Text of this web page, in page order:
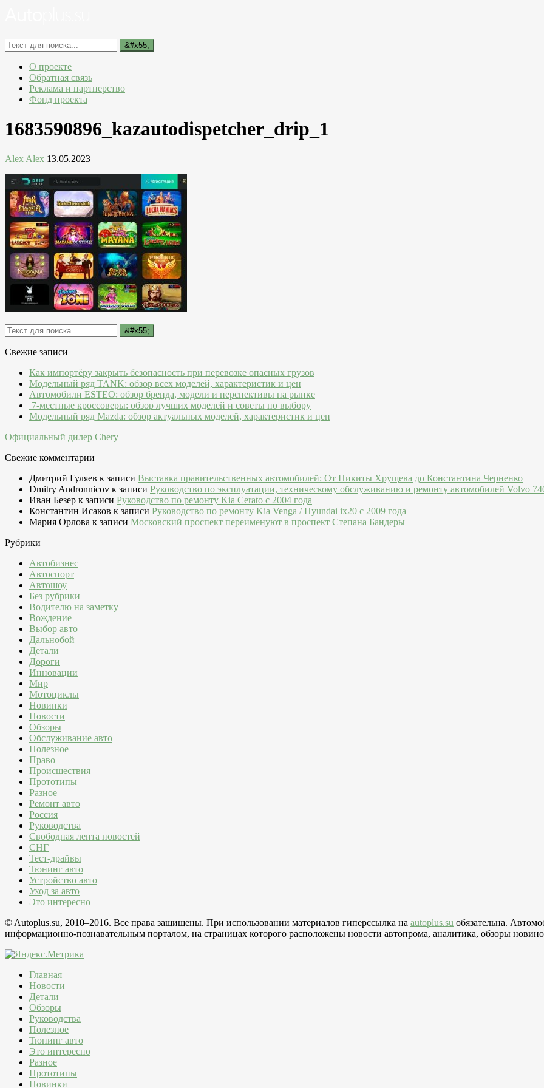
О проекте
Обратная связь
Реклама и партнерство
Фонд проекта
1683590896_kazautodispetcher_drip_1
Alex Alex 13.05.2023
Свежие записи
Как импортёру закрыть безопасность при перевозке опасных грузов
Модельный ряд TANK: обзор всех моделей, характеристик и цен
Автомобили ESTEO: обзор бренда, модели и перспективы на рынке
7-местные кроссоверы: обзор лучших моделей и советы по выбору
Модельный ряд Mazda: обзор актуальных моделей, характеристик и цен
Официальный дилер Chery
Свежие комментарии
Дмитрий Гуляев к записи Выставка правительственных автомобилей: От Никиты Хрущева до Константина Черненко
Dmitry Andronnicov к записи Руководство по эксплуатации, техническому обслуживанию и ремонту автомобилей Volvo
Иван Безер к записи Руководство по ремонту Kia Cerato c 2004 года
Константин Исаков к записи Руководство по ремонту Kia Venga / Hyundai ix20 c 2009 года
Мария Орлова к записи Московский проспект переименуют в проспект Степана Бандеры
Рубрики
Автобизнес
Автоспорт
Автошоу
Без рубрики
Водителю на заметку
Вождение
Выбор авто
Дальнобой
Детали
Дороги
Инновации
Мир
Мотоциклы
Новинки
Новости
Обзоры
Обслуживание авто
Полезное
Право
Происшествия
Прототипы
Разное
Ремонт авто
Россия
Руководства
Свободная лента новостей
СНГ
Тест-драйвы
Тюнинг авто
Устройство авто
Уход за авто
Это интересно
© Autoplus.su, 2010–2016. Все права защищены. При использовании материалов гиперссылка на autoplus.su обязательна.
информационно-познавательным порталом, на страницах которого расположены новости автопрома, аналитика, обзоры
Главная
Новости
Детали
Обзоры
Руководства
Полезное
Тюнинг авто
Это интересно
Разное
Прототипы
Новинки